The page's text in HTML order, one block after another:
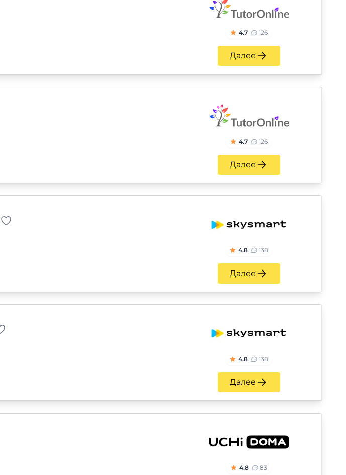
4.7 126
Далее
4.7 126
Далее
4.8 138
Далее
4.8 138
Далее
4.8 83